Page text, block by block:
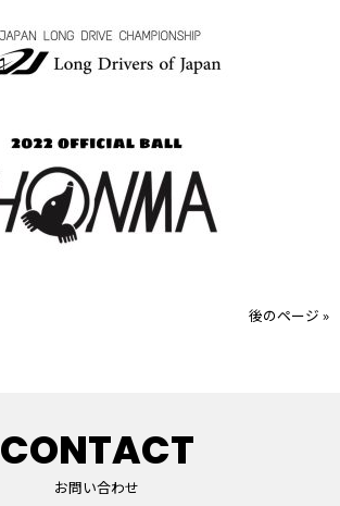
後のページ »
CONTACT
お問い合わせ